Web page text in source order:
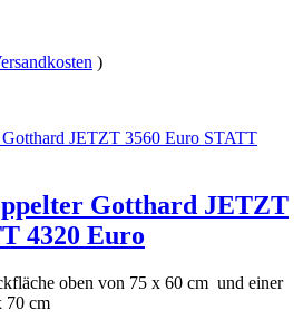
)
Gotthard JETZT
4320 Euro
oben von 75 x 60 cm und einer
70 cm